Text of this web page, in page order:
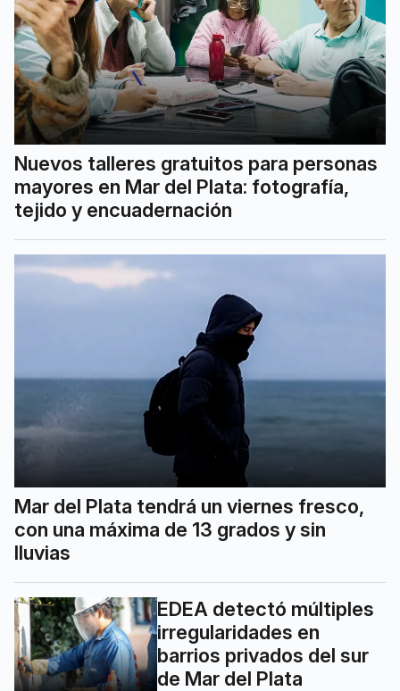
Nuevos talleres gratuitos para personas
mayores en Mar del Plata: fotografía,
tejido y encuadernación
Mar del Plata tendrá un viernes fresco,
con una máxima de 13 grados y sin
lluvias
EDEA detectó múltiples
irregularidades en
barrios privados del sur
de Mar del Plata